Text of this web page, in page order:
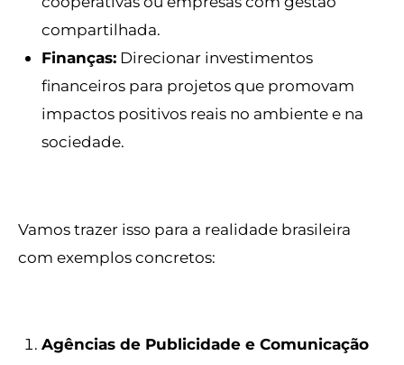
compartilhada.
Finanças: Direcionar investimentos
financeiros para projetos que promovam
impactos positivos reais no ambiente e na
sociedade.
Vamos trazer isso para a realidade brasileira
com exemplos concretos:
Agências de Publicidade e Comunicação